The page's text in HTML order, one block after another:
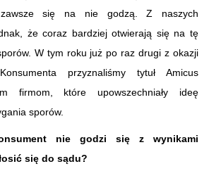
zawsze się na nie godzą. Z naszych
że coraz bardziej otwierają się na tę
W tym roku już po raz drugi z okazji
przyznaliśmy tytuł Amicus
firmom, które upowszechniały ideę
sporów.
nie godzi się z wynikami
się do sądu?